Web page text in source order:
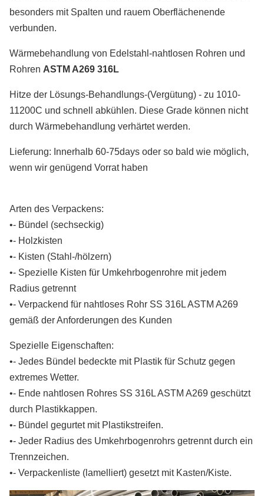
besonders mit Spalten und rauem Oberflächenende
verbunden.
Wärmebehandlung von Edelstahl-nahtlosen Rohren und
Rohren ASTM A269 316L
Hitze der Lösungs-Behandlungs-(Vergütung) - zu 1010-
11200C und schnell abkühlen. Diese Grade können nicht
durch Wärmebehandlung verhärtet werden.
Lieferung: Innerhalb 60-75days oder so bald wie möglich,
wenn wir genügend Vorrat haben
Arten des Verpackens:
•- Bündel (sechseckig)
•- Holzkisten
•- Kisten (Stahl-/hölzern)
•- Spezielle Kisten für Umkehrbogenrohre mit jedem
Radius getrennt
•- Verpackend für nahtloses Rohr SS 316L ASTM A269
gemäß der Anforderungen des Kunden
Spezielle Eigenschaften:
•- Jedes Bündel bedeckte mit Plastik für Schutz gegen
extremes Wetter.
•- Ende nahtlosen Rohres SS 316L ASTM A269 geschützt
durch Plastikkappen.
•- Bündel gegurtet mit Plastikstreifen.
•- Jeder Radius des Umkehrbogenrohrs getrennt durch ein
Trennzeichen.
•- Verpackenliste (lamelliert) gesetzt mit Kasten/Kiste.